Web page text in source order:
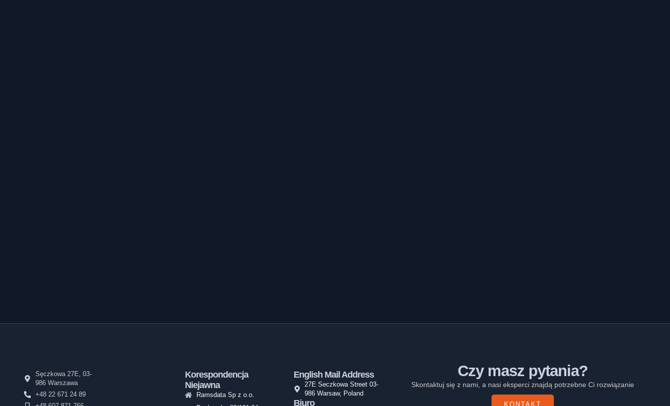
Sęczkowa 27E, 03-
986 Warszawa
+48 22 671 24 89
Korespondencja
Niejawna
Ramsdata Sp z o.o.
English Mail Address
27E Seczkowa Street 03-
986 Warsaw, Poland
Biuro
Czy masz pytania?
Skontaktuj się z nami, a nasi eksperci znajdą potrzebne Ci rozwiązanie
KONTAKT